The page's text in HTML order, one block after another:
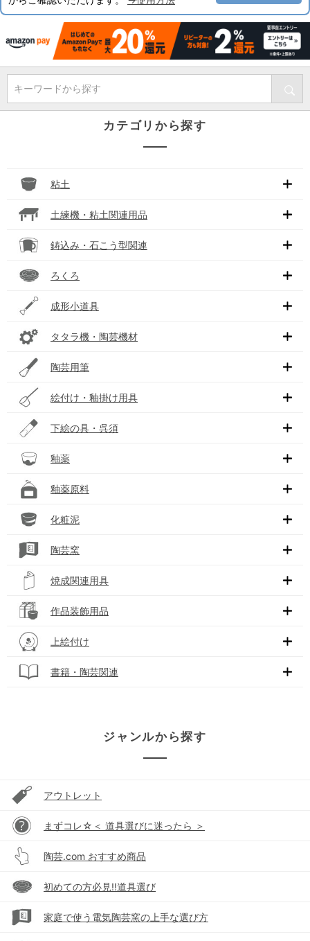
キーワードから探す
カテゴリから探す
粘土
土練機・粘土関連用品
鋳込み・石こう型関連
ろくろ
成形小道具
タタラ機・陶芸機材
陶芸用筆
絵付け・釉掛け用具
下絵の具・呉須
釉薬
釉薬原料
化粧泥
陶芸窯
焼成関連用具
作品装飾用品
上絵付け
書籍・陶芸関連
ジャンルから探す
アウトレット
まずコレ☆＜ 道具選びに迷ったら ＞
陶芸.com おすすめ商品
初めての方必見!!道具選び
家庭で使う電気陶芸窯の上手な選び方